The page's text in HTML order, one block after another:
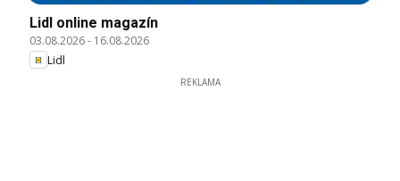
Lidl online magazín
03.08.2026- 16.08.2026
Lidl
REKLAMA